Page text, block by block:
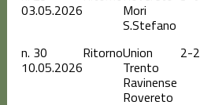
03.05.2026 Mori
S.Stefano
n. 30
10.05.2026
RitornoUnion
Trento
Ravinense
Rovereto
2-2